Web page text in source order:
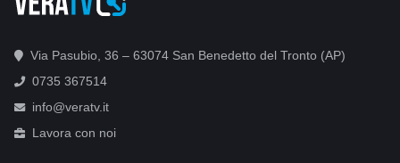
Via Pasubio, 36 – 63074 San Benedetto del Tronto (AP)
0735 367514
info@veratv.it
Lavora con noi